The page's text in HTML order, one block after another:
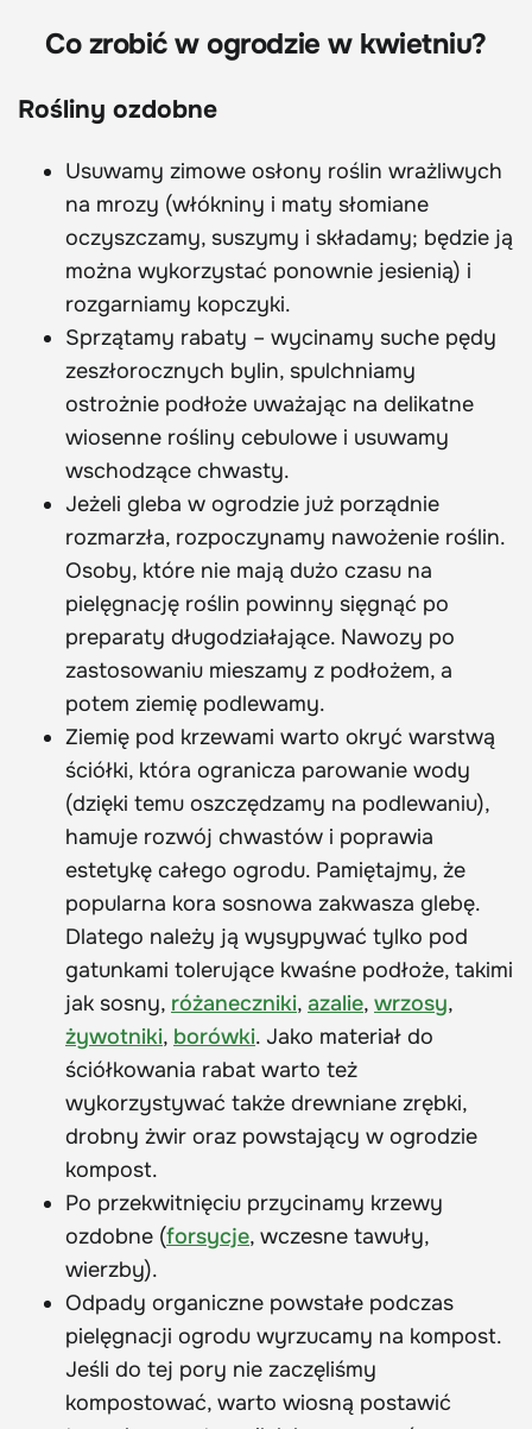
Co zrobić w ogrodzie w kwietniu?
Rośliny ozdobne
Usuwamy zimowe osłony roślin wrażliwych
na mrozy (włókniny i maty słomiane
oczyszczamy, suszymy i składamy; będzie ją
można wykorzystać ponownie jesienią) i
rozgarniamy kopczyki.
Sprzątamy rabaty – wycinamy suche pędy
zeszłorocznych bylin, spulchniamy
ostrożnie podłoże uważając na delikatne
wiosenne rośliny cebulowe i usuwamy
wschodzące chwasty.
Jeżeli gleba w ogrodzie już porządnie
rozmarzła, rozpoczynamy nawożenie roślin.
Osoby, które nie mają dużo czasu na
pielęgnację roślin powinny sięgnąć po
preparaty długodziałające. Nawozy po
zastosowaniu mieszamy z podłożem, a
potem ziemię podlewamy.
Ziemię pod krzewami warto okryć warstwą
ściółki, która ogranicza parowanie wody
(dzięki temu oszczędzamy na podlewaniu),
hamuje rozwój chwastów i poprawia
estetykę całego ogrodu. Pamiętajmy, że
popularna kora sosnowa zakwasza glebę.
Dlatego należy ją wysypywać tylko pod
gatunkami tolerujące kwaśne podłoże, takimi
jak sosny, różaneczniki, azalie, wrzosy,
żywotniki, borówki. Jako materiał do
ściółkowania rabat warto też
wykorzystywać także drewniane zrębki,
drobny żwir oraz powstający w ogrodzie
kompost.
Po przekwitnięciu przycinamy krzewy
ozdobne (forsycje, wczesne tawuły,
wierzby).
Odpady organiczne powstałe podczas
pielęgnacji ogrodu wyrzucamy na kompost.
Jeśli do tej pory nie zaczęliśmy
kompostować, warto wiosną postawić